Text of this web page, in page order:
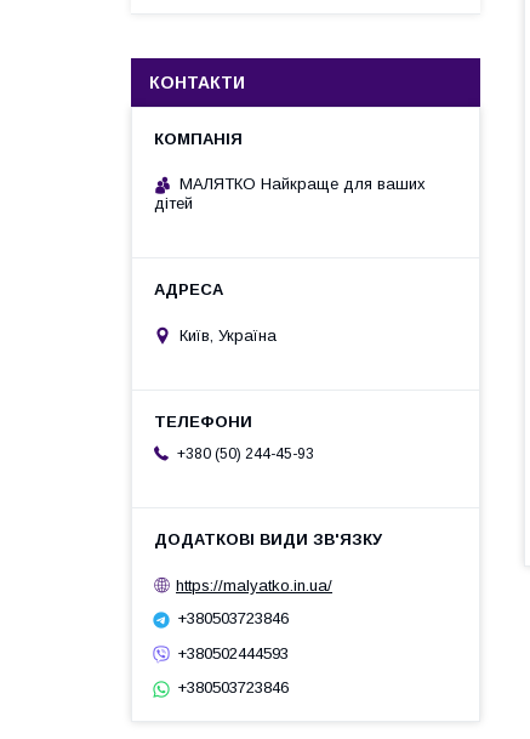
КОНТАКТИ
МАЛЯТКО Найкраще для ваших
дітей
Київ, Україна
+380 (50) 244-45-93
https://malyatko.in.ua/
+380503723846
+380502444593
+380503723846